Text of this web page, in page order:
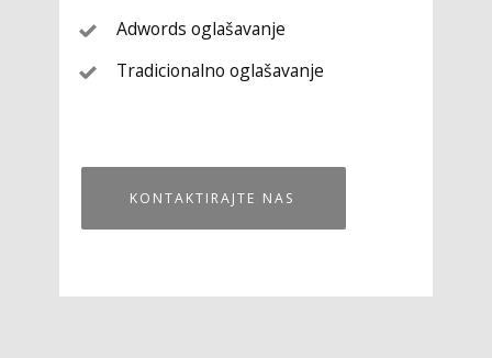
Adwords oglašavanje
Tradicionalno oglašavanje
KONTAKTIRAJTE NAS